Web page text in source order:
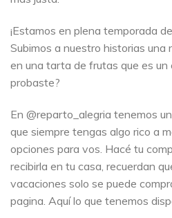
¡Estamos en plena temporada
Subimos a nuestro historias
en una tarta de frutas que es un
probaste?
En @reparto_alegria tenemos
que siempre tengas algo rico a
opciones para vos. Hacé tu
recibirla en tu casa, recuerdan
vacaciones solo se puede
pagina. Aquí lo que tenemos